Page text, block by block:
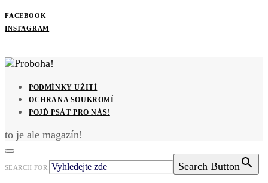
FACEBOOK
INSTAGRAM
PODMÍNKY UŽITÍ
OCHRANA SOUKROMÍ
POJĎ PSÁT PRO NÁS!
to je ale magazín!
SEARCH FOR: Search Button